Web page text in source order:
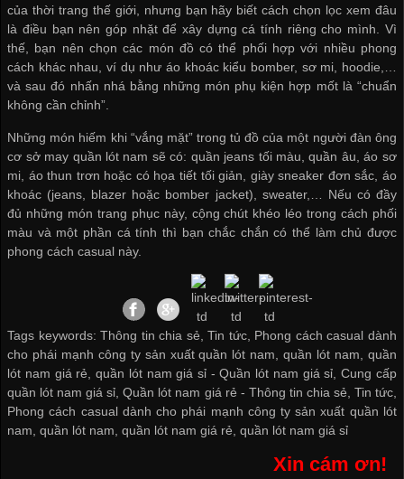
của thời trang thế giới, nhưng bạn hãy biết cách chọn lọc xem đâu
là điều bạn nên góp nhặt để xây dựng cá tính riêng cho mình. Vì
thế, bạn nên chọn các món đồ có thể phối hợp với nhiều phong
cách khác nhau, ví dụ như áo khoác kiểu bomber, sơ mi, hoodie,…
và sau đó nhấn nhá bằng những món phụ kiện hợp mốt là “chuẩn
không cần chỉnh”.
Những món hiếm khi “vắng mặt” trong tủ đồ của một người đàn ông
cơ sở may quần lót nam sẽ có: quần jeans tối màu, quần âu, áo sơ
mi, áo thun trơn hoặc có họa tiết tối giản, giày sneaker đơn sắc, áo
khoác (jeans, blazer hoặc bomber jacket), sweater,… Nếu có đầy
đủ những món trang phục này, cộng chút khéo léo trong cách phối
màu và một phần cá tính thì bạn chắc chắn có thể làm chủ được
phong cách casual này.
Tags keywords: Thông tin chia sẻ, Tin tức, Phong cách casual dành
cho phái mạnh công ty sản xuất quần lót nam, quần lót nam, quần
lót nam giá rẻ, quần lót nam giá sỉ -Quần lót nam giá sỉ ,Cung cấp
quần lót nam giá sỉ ,Quần lót nam giá rẻ - Thông tin chia sẻ Tin tức,
Phong cách casual dành cho phái mạnh công ty sản xuất quần lót
nam ,quần lót nam ,quần lót nam giá rẻ ,quần lót nam giá sỉ
Xin cám ơn!